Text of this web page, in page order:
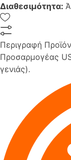
Διαθεσιμότητα:
Περιγραφή
Προσαρμογέας
γενιάς).